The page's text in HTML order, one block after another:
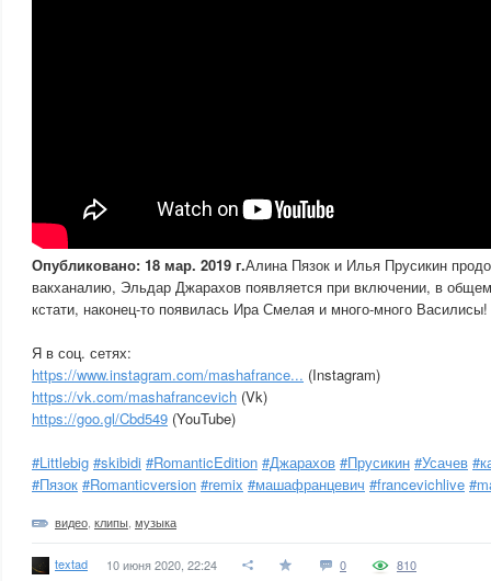
Опубликовано: 18 мар. 2019 г.Алина Пязок и Илья Прусикин
вакханалию, Эльдар Джарахов появляется при включении, в
кстати, наконец-то появилась Ира Смелая и много-много Василисы!
Я в соц. сетях:
https://www.instagram.com/mashafrance... (Instagram)
https://vk.com/mashafrancevich (Vk)
https://goo.gl/Cbd549 (YouTube)
#Littlebig #skibidi #RomanticEdition #Джарахов #Прусикин #Усачев
#Пязок #Romanticversion #remix #машафранцевич #francevichlive
видео клипы музыка
textad 10 июня 2020, 22:24 0 810